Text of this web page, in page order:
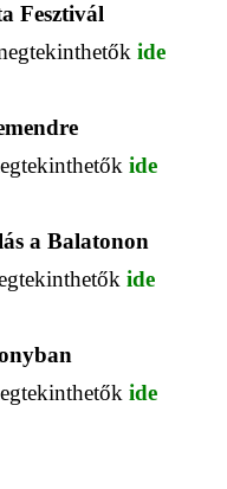
Fesztivál
ide
ide
a Balatonon
ide
ide